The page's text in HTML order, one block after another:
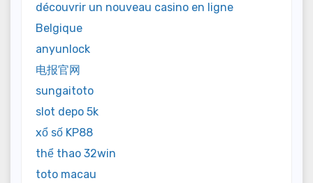
découvrir un nouveau casino en ligne
Belgique
anyunlock
电报官网
sungaitoto
slot depo 5k
xổ số KP88
thể thao 32win
toto macau